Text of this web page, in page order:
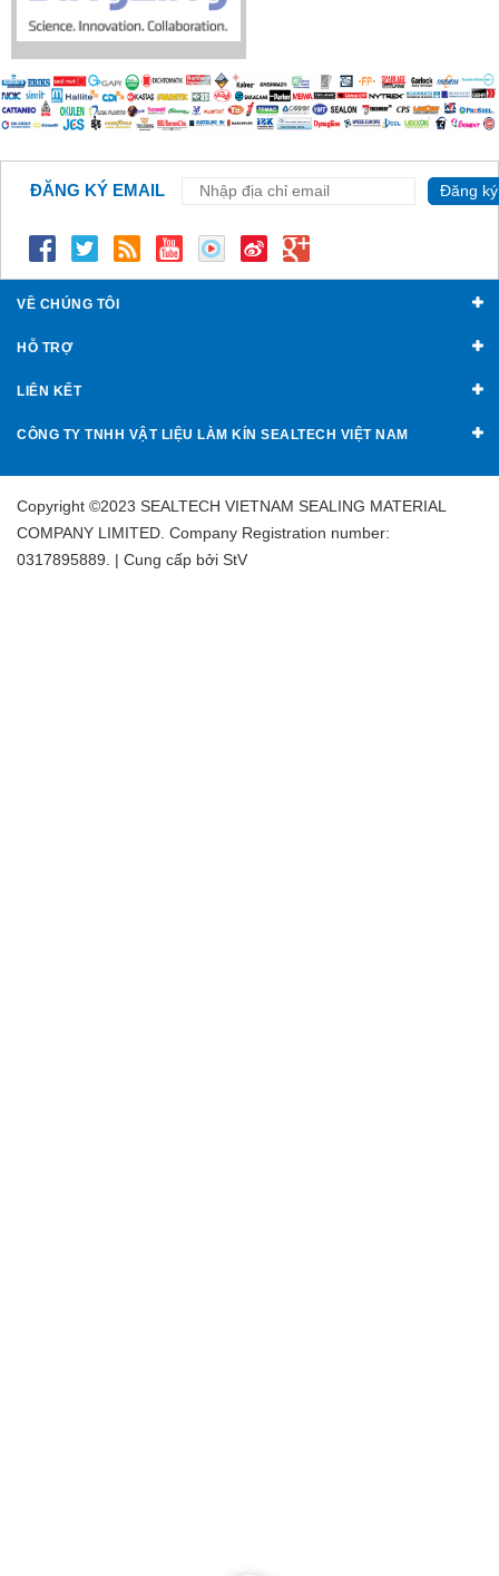
ĐĂNG KÝ EMAIL Đăng ký
VỀ CHÚNG TÔI
HỖ TRỢ
LIÊN KẾT
CÔNG TY TNHH VẬT LIỆU LÀM KÍN SEALTECH VIỆT NAM
Copyright ©2023 SEALTECH VIETNAM SEALING MATERIAL
COMPANY LIMITED. Company Registration number:
0317895889. | Cung cấp bởi StV